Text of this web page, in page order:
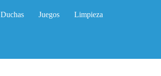
Duchas Juegos Limpieza